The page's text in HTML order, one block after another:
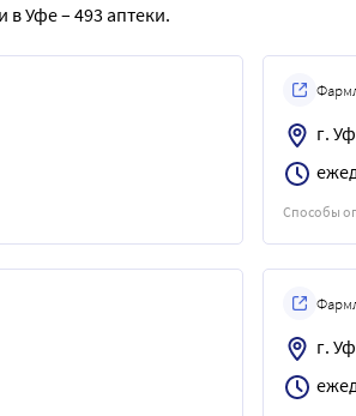
в Уфе – 493 аптеки.
г.
Способы
г.